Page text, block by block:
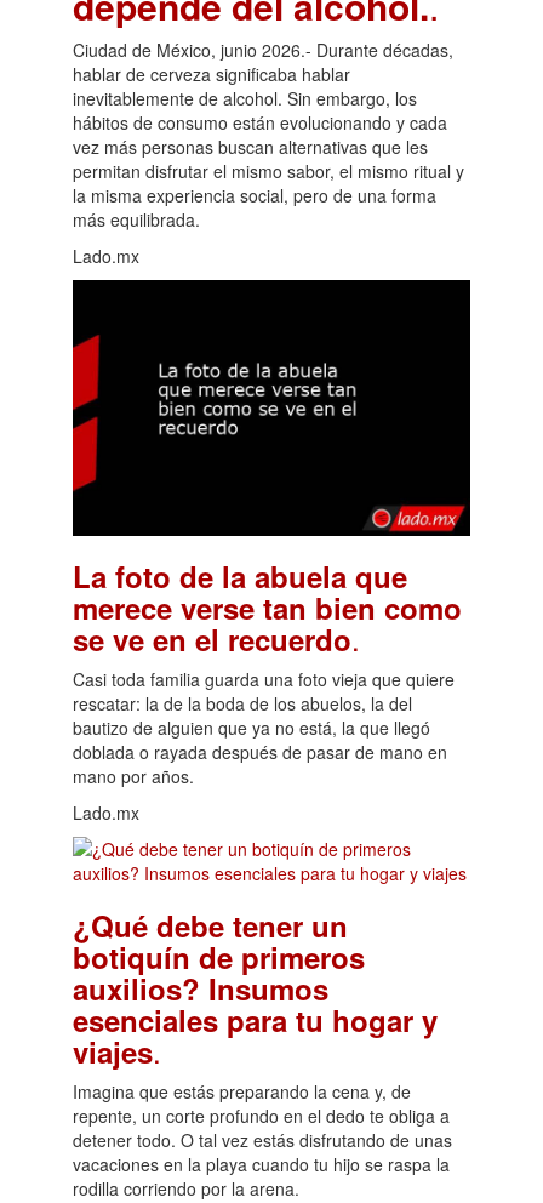
Ciudad de México, junio 2026.- Durante décadas,
hablar de cerveza significaba hablar
inevitablemente de alcohol. Sin embargo, los
hábitos de consumo están evolucionando y cada
vez más personas buscan alternativas que les
permitan disfrutar el mismo sabor, el mismo ritual y
la misma experiencia social, pero de una forma
más equilibrada.
Lado.mx
La foto de la abuela que
merece verse tan bien como
se ve en el recuerdo.
Casi toda familia guarda una foto vieja que quiere
rescatar: la de la boda de los abuelos, la del
bautizo de alguien que ya no está, la que llegó
doblada o rayada después de pasar de mano en
mano por años.
Lado.mx
¿Qué debe tener un
botiquín de primeros
auxilios? Insumos
esenciales para tu hogar y
viajes.
Imagina que estás preparando la cena y, de
repente, un corte profundo en el dedo te obliga a
detener todo. O tal vez estás disfrutando de unas
vacaciones en la playa cuando tu hijo se raspa la
rodilla corriendo por la arena.